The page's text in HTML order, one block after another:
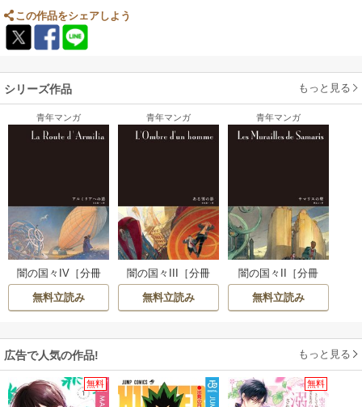
この作品をシェアしよう
シリーズ作品 もっと見る
青年マンガ
闇の国々IV［分冊
版］
無料立読み
青年マンガ
闇の国々III［分冊
版］
無料立読み
青年マンガ
闇の国々II［分冊
版］
無料立読み
広告で人気の作品! もっと見る
無料 無料